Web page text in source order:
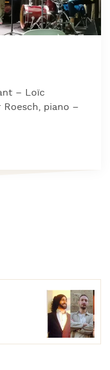
– Loïc
piano –